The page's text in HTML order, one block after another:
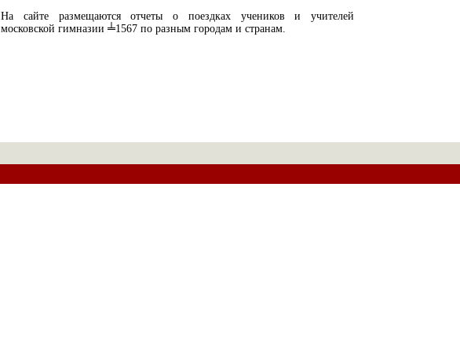
На сайте размещаются отчеты о поездках учеников и учителей
московской гимназии ╧1567 по разным городам и странам.